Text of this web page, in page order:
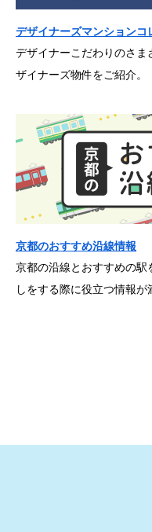
デザイナーズマンションコ
デザイナーこだわりのさ
ザイナーズ物件をご紹介。
京都のおすすめ沿線情報
京都の沿線とおすすめの駅
しをする際に役立つ情報が